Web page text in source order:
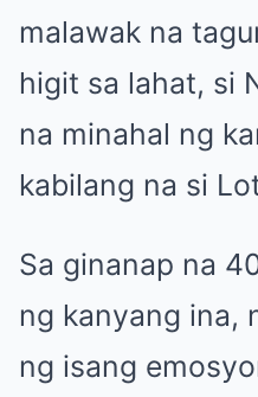
malawak na
higit sa lahat, si
na minahal ng
kabilang na si
Sa ginanap na
ng kanyang ina,
ng isang